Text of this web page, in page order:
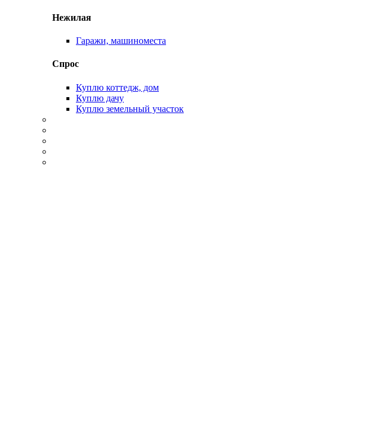
Нежилая
Гаражи, машиноместа
Спрос
Куплю коттедж, дом
Куплю дачу
Куплю земельный участок